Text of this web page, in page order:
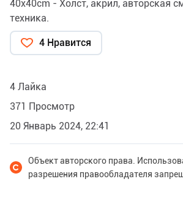
40x40cm - Холст, акрил, авторская
техника.
4 Нравится
4 Лайка
371 Просмотр
20 Январь 2024, 22:41
Объект авторского права.
разрешения правообладателя